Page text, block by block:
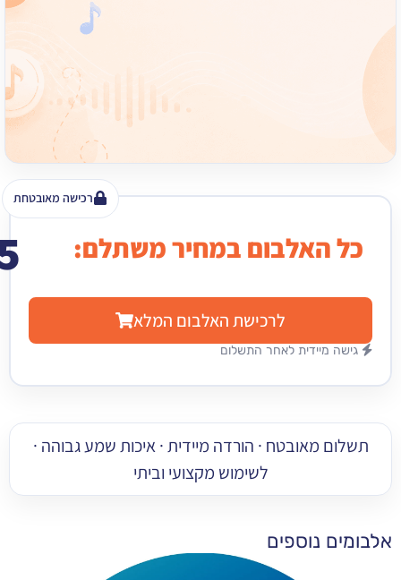
רכישה מאובטחת
האלבום במחיר משתלם: ₪ 15
לרכישת האלבום המלא
מיידית לאחר התשלום
מאובטח · הורדה מיידית · איכות שמע גבוהה ·
לשימוש מקצועי וביתי
נוספים